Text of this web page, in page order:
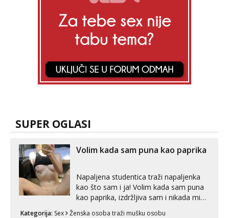
SUPER OGLASI
Volim kada sam puna kao paprika
Napaljena studentica traži napaljenka
kao što sam i ja! Volim kada sam puna
kao paprika, izdržljiva sam i nikada mi
Kategorija: Sex Ženska osoba traži mušku osobu